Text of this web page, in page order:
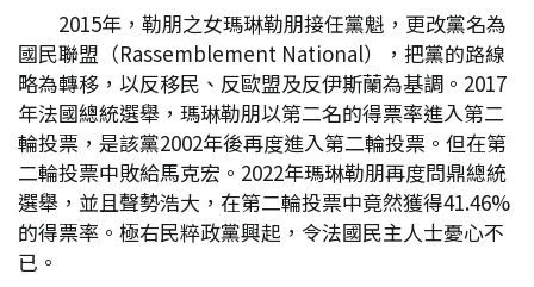
2015年，勒朋之女瑪琳勒朋接任黨魁，更改黨名為
國民聯盟（Rassemblement National），把黨的路線
略為轉移，以反移民、反歐盟及反伊斯蘭為基調。2017
年法國總統選舉，瑪琳勒朋以第二名的得票率進入第二
輪投票，是該黨2002年後再度進入第二輪投票。但在第
二輪投票中敗給馬克宏。2022年瑪琳勒朋再度問鼎總統
選舉，並且聲勢浩大，在第二輪投票中竟然獲得41.46%
的得票率。極右民粹政黨興起，令法國民主人士憂心不
已。